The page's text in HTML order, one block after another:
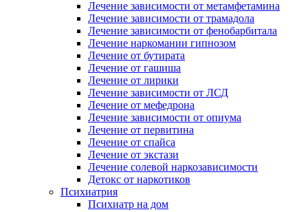
Лечение зависимости от метамфетамина
Лечение зависимости от трамадола
Лечение зависимости от фенобарбитала
Лечение наркомании гипнозом
Лечение от бутирата
Лечение от гашиша
Лечение от лирики
Лечение зависимости от ЛСД
Лечение от мефедрона
Лечение зависимости от опиума
Лечение от первитина
Лечение от спайса
Лечение от экстази
Лечение солевой наркозависимости
Детокс от наркотиков
Психиатрия
Психиатр на дом